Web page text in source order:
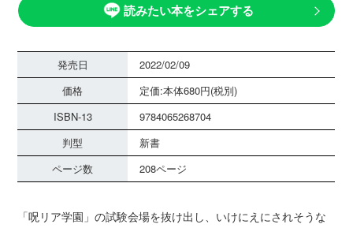
読みたい本をシェアする
発売日
2022/02/09
価格
定価:本体680円(税別)
ISBN-13
9784065268704
判型
新書
ページ数
208ページ
「呪リア学園」の試験会場を抜け出し、いけにえにされそうな